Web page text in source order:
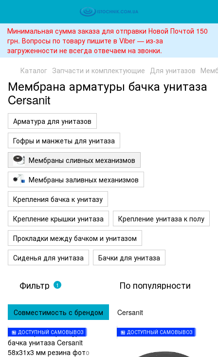
Минимальная сумма заказа для отправки Новой Почтой 150
грн. Вопросы по товару пишите в Viber — из-за
загруженности не всегда отвечаем на звонки.
Каталог Запчасти и комплектующие Для унитазов
Мембрана арматуры бачка унитаза
Cersanit
Арматура для унитазов
Гофры и манжеты для унитаза
Мембраны сливных механизмов
Мембраны заливных механизмов
Крепления бачка к унитазу
Крепление крышки унитаза
Крепление унитаза к полу
Прокладки между бачком и унитазом
Сиденья для унитаза
Бачки для унитаза
Фильтр 1 По популярности
Совместимость с брендом Cersanit
🏪 ДОСТУПНЫЙ САМОВЫВОЗ 🏪 ДОСТУПНЫЙ САМОВЫВОЗ